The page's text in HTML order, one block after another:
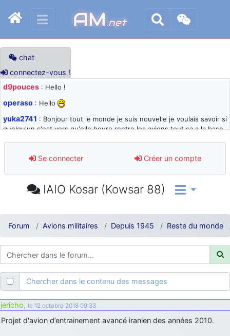
AM.net
chat
connectez-vous !
d9pouces : Hello !
operaso : Hello
yuka2741 : Bonjour tout le monde je suis nouvelle je voulais savoir si
quelqu'un c'est vers qu'elle heure rentre les avions tout sa a la base
d9pouces: désolé pour les quelques blocages du site ces derniers
jours : je teste des méthodes contre le spam et les bots trop nocifs
: Super, la nouvelle bannière
comprendre
d9pouces: ouakamois > si tu parles du sujet sur l'Armée de l'Air,
bien sûr que oui !
je suis un avion@,._,+: Bonjour je viens d'arriver il y a quelques
moi et quelques avions n'ont pas les mêmes noms qu'aujourd'hui
ouakamois: Bonjourà toutes et à tous.en espérantque ces
quelques images du Pays Basque vous auront plu ; Agur…
Se connecter Créer un compte
IAIO Kosar (Kowsar 88)
Forum Avions militaires Depuis 1945 Reste du monde
Chercher dans le contenu des messages
jericho, le 12 octobre 2018 09:33
Projet d'avion d’entrainement avancé iranien des années 2010.